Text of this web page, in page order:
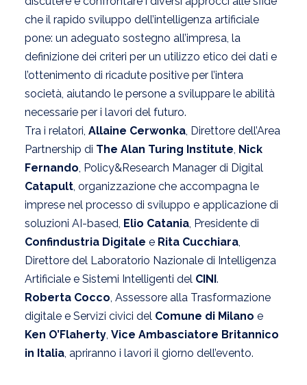
che il rapido sviluppo dell’intelligenza artificiale
pone: un adeguato sostegno all’impresa, la
definizione dei criteri per un utilizzo etico dei dati e
l’ottenimento di ricadute positive per l’intera
società, aiutando le persone a sviluppare le abilità
necessarie per i lavori del futuro.
Tra i relatori, Allaine Cerwonka, Direttore dell’Area
Partnership di The Alan Turing Institute, Nick
Fernando, Policy&Research Manager di Digital
Catapult, organizzazione che accompagna le
imprese nel processo di sviluppo e applicazione di
soluzioni AI-based, Elio Catania, Presidente di
Confindustria Digitale e Rita Cucchiara,
Direttore del Laboratorio Nazionale di Intelligenza
Artificiale e Sistemi Intelligenti del CINI .
Roberta Cocco, Assessore alla Trasformazione
digitale e Servizi civici del Comune di Milano e
Ken O’Flaherty, Vice Ambasciatore Britannico
in Italia, apriranno i lavori il giorno dell’evento.